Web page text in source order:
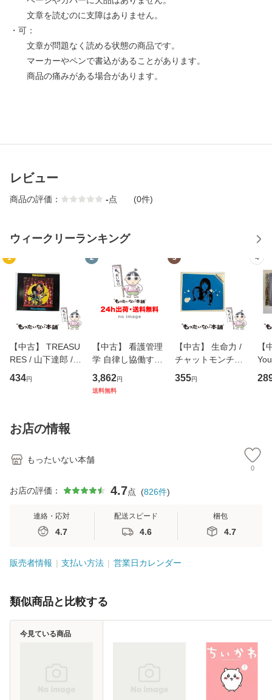
文章を読むのに支障はありません。
・可：
文章が問題なく読める状態の商品です。
マーカーやペンで書込があることがあります。
商品の痛みがある場合があります。
レビュー
商品の評価： -点 (0件)
ウィークリーランキング
1
【中古】 TREASU
RES / 山下達郎 /
イーストウエス
ト・ジャパン [CD]
434円
2
【中古】 看護管理
学 自律し協働する
専門職の看護マネ
ジメントスキル 改
3,862円
送料無料
3
【中古】 生命力 /
チャットモンチー /
キューンレコード
[CD]【メール便送
355円
4
【
のが
お店の情報
もったいない本舗
0
お店の評価： 4.7点 (826件)
連絡・応対
4.7
配送スピード
4.6
梱包
4.7
販売者情報 支払い方法 営業日カレンダー
類似商品と比較する
今見ている商品